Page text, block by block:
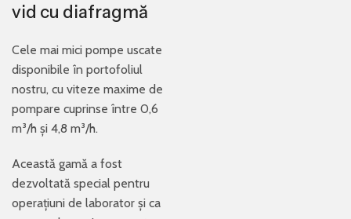
vid cu diafragmă
Cele mai mici pompe uscate
disponibile în portofoliul
nostru, cu viteze maxime de
pompare cuprinse între 0,6
m³/h și 4,8 m³/h.
Această gamă a fost
dezvoltată special pentru
operațiuni de laborator și ca